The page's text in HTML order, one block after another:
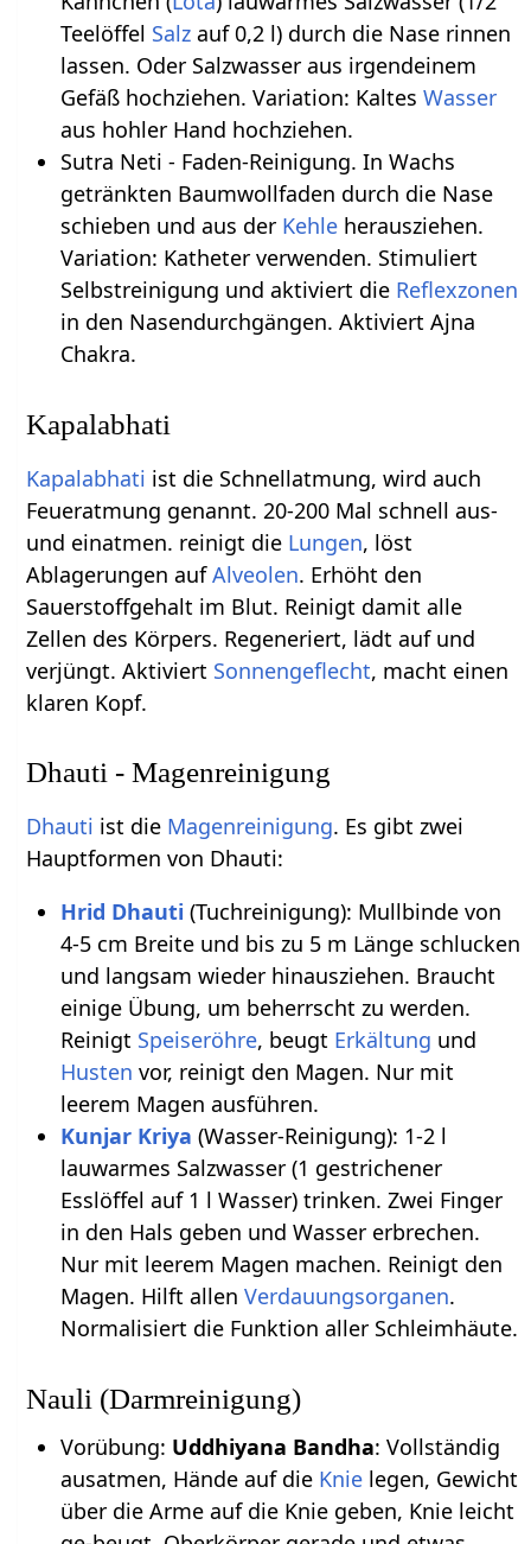
Teelöffel Salzauf 0,2 l) durch die Nase rinnen
lassen. Oder Salzwasser aus irgendeinem
Gefäß hochziehen. Variation: Kaltes Wasser
aus hohler Hand hochziehen.
Sutra Neti - Faden-Reinigung. In Wachs
getränkten Baumwollfaden durch die Nase
schieben und aus der Kehleherausziehen.
Variation: Katheter verwenden. Stimuliert
Selbstreinigung und aktiviert die Reflexzonen
in den Nasendurchgängen. Aktiviert Ajna
Chakra.
Kapalabhati
Kapalabhati ist die Schnellatmung, wird auch
Feueratmung genannt. 20-200 Mal schnell aus-
und einatmen. reinigt die Lungen, löst
Ablagerungen aufAlveolen. Erhöht den
Sauerstoffgehalt im Blut. Reinigt damit alle
Zellen des Körpers. Regeneriert, lädt auf und
verjüngt. Aktiviert Sonnengeflecht, macht einen
klaren Kopf.
Dhauti - Magenreinigung
Dhauti ist die Magenreinigung. Es gibt zwei
Hauptformen von Dhauti:
Hrid Dhauti (Tuchreinigung): Mullbinde von
4-5 cm Breite und bis zu 5 m Länge schlucken
und langsam wieder hinausziehen. Braucht
einige Übung, um beherrscht zu werden.
Reinigt Speiseröhre, beugt Erkältung und
Husten vor, reinigt den Magen. Nur mit
leerem Magen ausführen.
Kunjar Kriya (Wasser-Reinigung): 1-2 l
lauwarmes Salzwasser (1 gestrichener
Esslöffel auf 1 l Wasser) trinken. Zwei Finger
in den Hals geben und Wasser erbrechen.
Nur mit leerem Magen machen. Reinigt den
Magen. Hilft allen Verdauungsorganen.
Normalisiert die Funktion aller Schleimhäute.
Nauli (Darmreinigung)
Vorübung: Uddhiyana Bandha: Vollständig
ausatmen, Hände auf die Knielegen, Gewicht
über die Arme auf die Knie geben, Knie leicht